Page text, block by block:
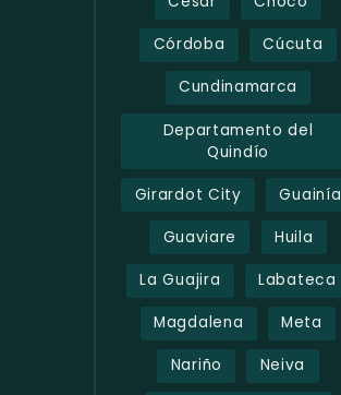
Córdoba Cúcuta
Cundinamarca
Departamento del
Quindío
Girardot City Guainía
Guaviare Huila
La Guajira Labateca
Magdalena Meta
Nariño Neiva